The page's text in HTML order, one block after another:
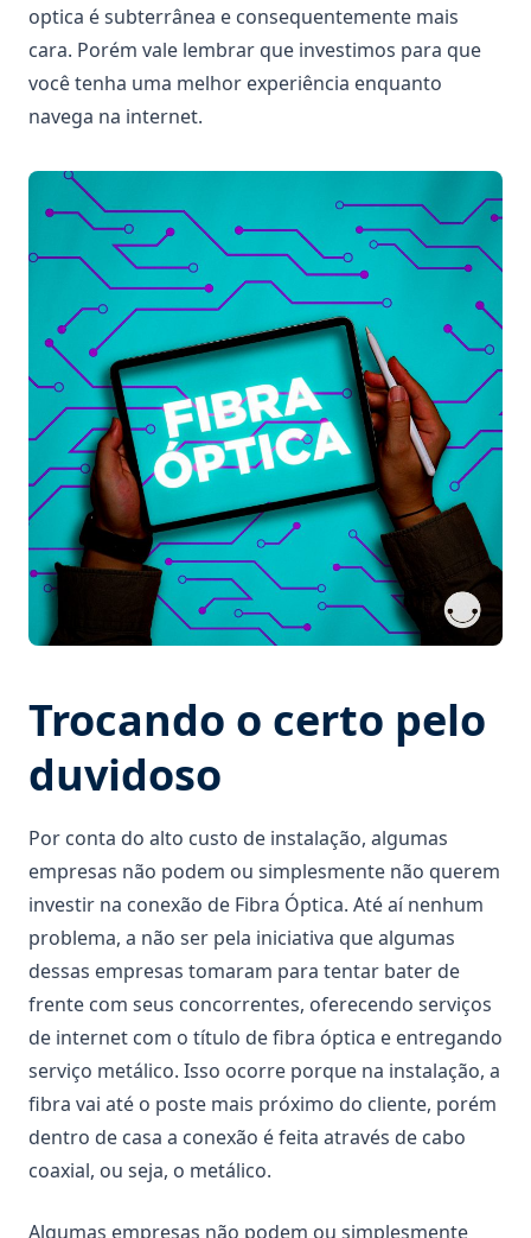
optica é subterrânea e consequentemente mais
cara. Porém vale lembrar que investimos para que
você tenha uma melhor experiência enquanto
navega na internet.
Trocando o certo pelo
duvidoso
Por conta do alto custo de instalação, algumas
empresas não podem ou simplesmente não querem
investir na conexão de Fibra Óptica. Até aí nenhum
problema, a não ser pela iniciativa que algumas
dessas empresas tomaram para tentar bater de
frente com seus concorrentes, oferecendo serviços
de internet com o título de fibra óptica e entregando
serviço metálico. Isso ocorre porque na instalação, a
fibra vai até o poste mais próximo do cliente, porém
dentro de casa a conexão é feita através de cabo
coaxial, ou seja, o metálico.
Algumas empresas não podem ou simplesmente